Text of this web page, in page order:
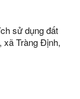
sử dụng đất
xã Tràng Định,